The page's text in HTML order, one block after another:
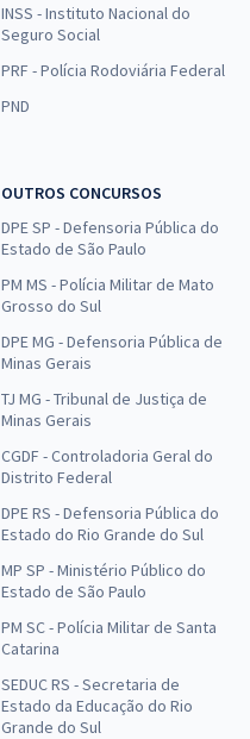
INSS - Instituto Nacional do
Seguro Social
PRF - Polícia Rodoviária Federal
PND
OUTROS CONCURSOS
DPE SP - Defensoria Pública do
Estado de São Paulo
PM MS - Polícia Militar de Mato
Grosso do Sul
DPE MG - Defensoria Pública de
Minas Gerais
TJ MG - Tribunal de Justiça de
Minas Gerais
CGDF - Controladoria Geral do
Distrito Federal
DPE RS - Defensoria Pública do
Estado do Rio Grande do Sul
MP SP - Ministério Público do
Estado de São Paulo
PM SC - Polícia Militar de Santa
Catarina
SEDUC RS - Secretaria de
Estado da Educação do Rio
Grande do Sul